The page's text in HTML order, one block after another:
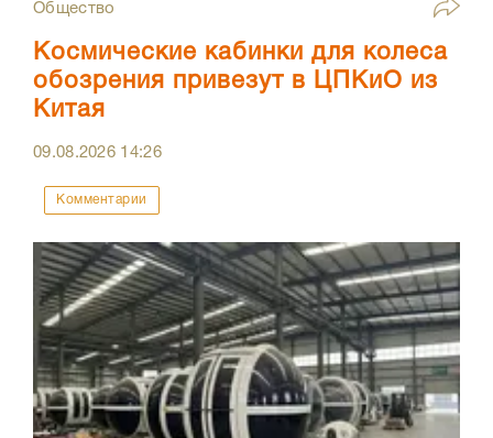
Общество
Космические кабинки для колеса
обозрения привезут в ЦПКиО из
Китая
09.08.2026 14:26
Комментарии